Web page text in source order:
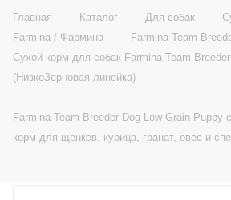
Главная — Каталог — Для собак —
Farmina / Фармина — Farmina Team
Сухой корм для собак Farmina Team
(НизкоЗерновая линейка)
—
Farmina Team Breeder Dog Low Grain Puppy
корм для щенков, курица, гранат, овес и